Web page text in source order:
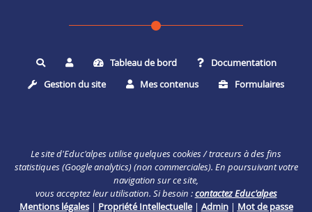
Rechercher Tableau de bord
Documentation
Gestion du site
Mes contenus Formulaires
Le site d'Educ'alpes utilise quelques cookies / traceurs à des fins
statistiques (Google analytics) (non commerciales). En poursuivant votre
navigation sur ce site,
vous acceptez leur utilisation. Si besoin :contactez Educ'alpes
Mentions légales| Propriété Intellectuelle| Admin| Mot de passe